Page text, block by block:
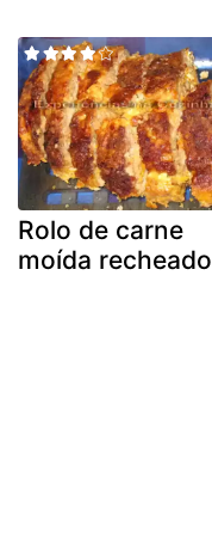
Rolo de carne
moída recheado